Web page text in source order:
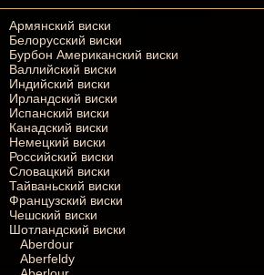
Армянский виски
Белорусский виски
Бурбон Американский виски
Валлийский виски
Индийский виски
Ирландский виски
Испанский виски
Канадский виски
Немецкий виски
Российский виски
Словацкий виски
Тайваньский виски
Французский виски
Чешский виски
Шотландский виски
Aberdour
Aberfeldy